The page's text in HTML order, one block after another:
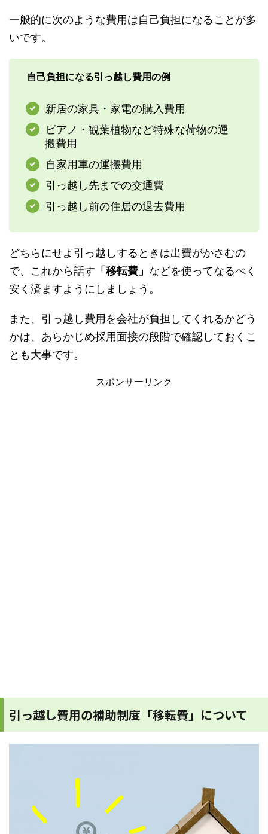
一般的に次のような費用は自己負担になることが多
いです。
自己負担になる引っ越し費用の例
新居の家具・家電の購入費用
ピアノ・観葉植物など特殊な荷物の運
搬費用
自家用車の運搬費用
引っ越し先までの交通費
引っ越し前の住居の退去費用
どちらにせよ引っ越しするときは出費がかさむの
で、これから話す 「移転費」 などを使ってなるべく
安く済ますようにしましょう。
また、引っ越し費用を会社が負担してくれるかどう
かは、あらかじめ採用面接の段階で確認しておくこ
とも大事です。
スポンサーリンク
引っ越し費用の補助制度「移転費」について